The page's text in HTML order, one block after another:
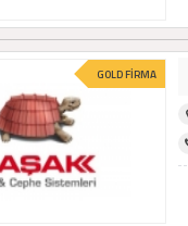
GOLD FİRMA